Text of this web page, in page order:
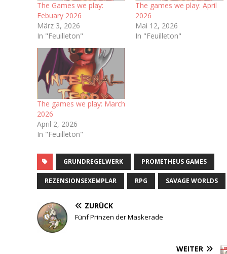
The Games we play:
Febuary 2026
März 3, 2026
In "Feuilleton"
The games we play: April
2026
Mai 12, 2026
In "Feuilleton"
The games we play: March
2026
April 2, 2026
In "Feuilleton"
GRUNDREGELWERK PROMETHEUS GAMES
REZENSIONSEXEMPLAR RPG SAVAGE WORLDS
ZURÜCK
Fünf Prinzen der Maskerade
WEITER